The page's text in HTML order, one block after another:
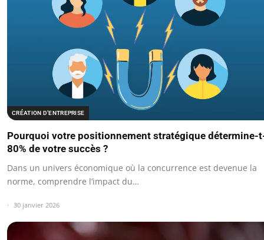
CRÉATION D’ENTREPRISE
Pourquoi votre positionnement stratégique détermine-
80% de votre succès ?
Dans un univers économique où la concurrence est devenue la
norme, comprendre l’impact du…
30 janvier 2026